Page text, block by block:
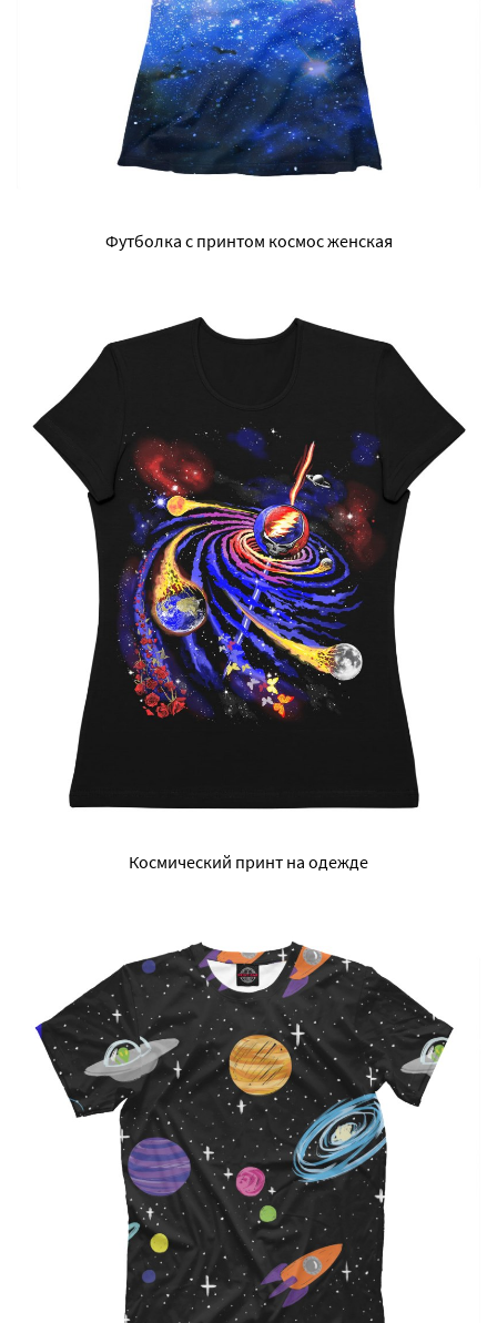
Футболка с принтом космос женская
Космический принт на одежде